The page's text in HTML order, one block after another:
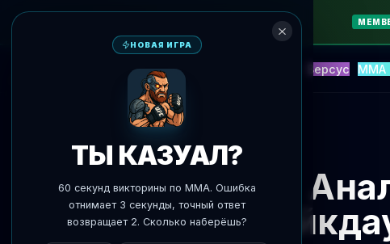
ИИ Прогнозы Блиц Версус MMA
НОВАЯ ИГРА
ТЫ КАЗУАЛ?
60 секунд викторины по MMA. Ошибка
отнимает 3 секунды, точный ответ
возвращает 2. Сколько наберёшь?